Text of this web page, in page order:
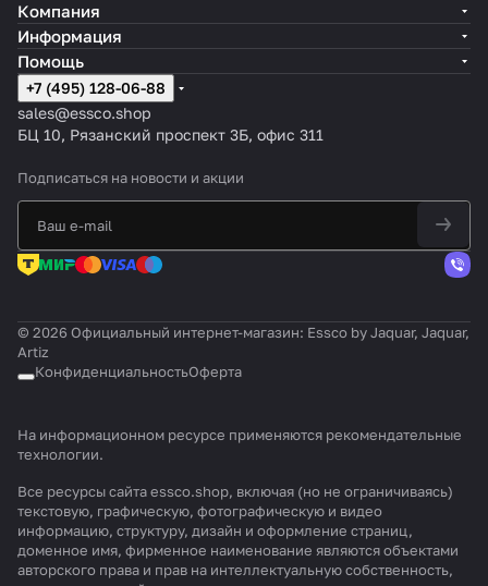
Компания
Информация
Помощь
+7 (495) 128-06-88
sales@essco.shop
БЦ 10, Рязанский проспект 3Б, офис 311
Подписаться на новости и акции
© 2026 Официальный интернет-магазин: Essco by Jaquar, Jaquar,
Artiz
КонфиденциальностьОферта
На информационном ресурсе применяются рекомендательные
технологии.
Все ресурсы сайта essco.shop, включая (но не ограничиваясь)
текстовую, графическую, фотографическую и видео
информацию, структуру, дизайн и оформление страниц,
доменное имя, фирменное наименование являются объектами
авторского права и прав на интеллектуальную собственность,